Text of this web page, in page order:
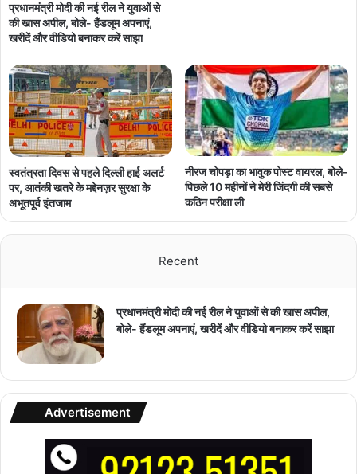
प्रधानमंत्री मोदी की नई रील ने युवाओं से
की खास अपील, बोले- हैंडलूम अपनाएं,
खरीदें और वीडियो बनाकर करें साझा
स्वतंत्रता दिवस से पहले दिल्ली हाई अलर्ट
पर, आतंकी खतरे के मद्देनज़र सुरक्षा के
अभूतपूर्व इंतजाम
नीरज चोपड़ा का भावुक पोस्ट वायरल, बोले-
पिछले 10 महीनों ने मेरी जिंदगी की सबसे
कठिन परीक्षा ली
Recent
प्रधानमंत्री मोदी की नई रील ने युवाओं से की खास अपील,
बोले- हैंडलूम अपनाएं, खरीदें और वीडियो बनाकर करें साझा
Advertisement